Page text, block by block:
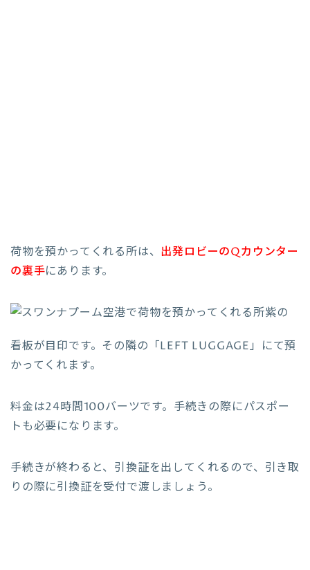
荷物を預かってくれる所は、 出発ロビーのQカウンター
の裏手にあります。
紫の
看板が目印です。その隣の「LEFT LUGGAGE」にて預
かってくれます。
料金は24時間100バーツです。手続きの際にパスポー
トも必要になります。
手続きが終わると、引換証を出してくれるので、引き取
りの際に引換証を受付で渡しましょう。